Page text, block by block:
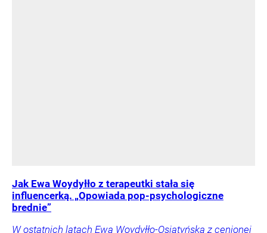
Jak Ewa Woydyłło z terapeutki stała się
influencerką. „Opowiada pop-psychologiczne
brednie”
W ostatnich latach Ewa Woydyłło-Osiatyńska z cenionej